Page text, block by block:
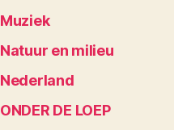
Muziek
Natuur en milieu
Nederland
ONDER DE LOEP